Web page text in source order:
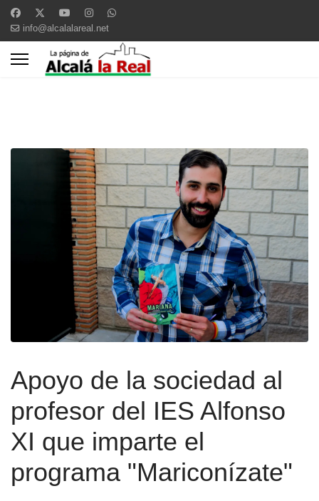
info@alcalalareal.net
Apoyo de la sociedad al
profesor del IES Alfonso
XI que imparte el
programa "Mariconízate"